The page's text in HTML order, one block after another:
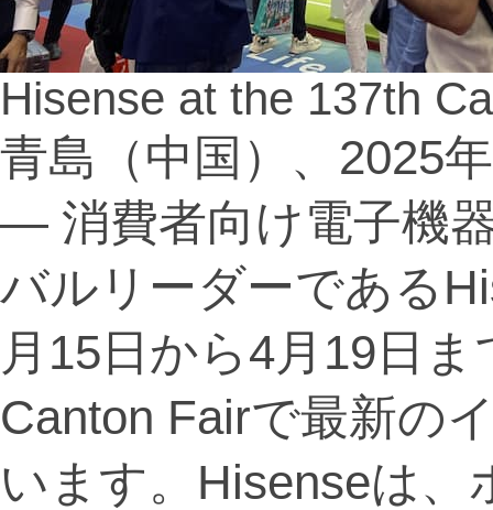
Hisense at the 137th
青島（中国）、2025
— 消費者向け電子機
バルリーダーである
月15日から4月19日
Canton Fairで最新の
います。Hisenseは、